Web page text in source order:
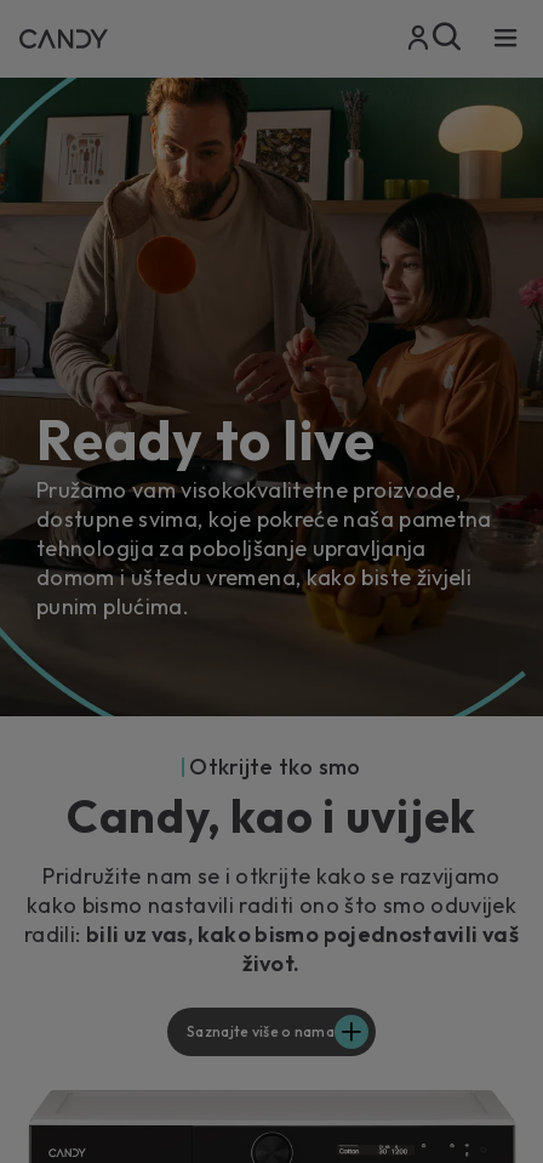
Ready to live
Pružamo vam visokokvalitetne proizvode,
dostupne svima, koje pokreće naša pametna
tehnologija za poboljšanje upravljanja
domom i uštedu vremena, kako biste živjeli
punim plućima.
Otkrijte tko smo
Candy, kao i uvijek
Pridružite nam se i otkrijte kako se razvijamo
kako bismo nastavili raditi ono što smo oduvijek
radili: bili uz vas, kako bismo pojednostavili vaš
život.
Saznajte više o nama